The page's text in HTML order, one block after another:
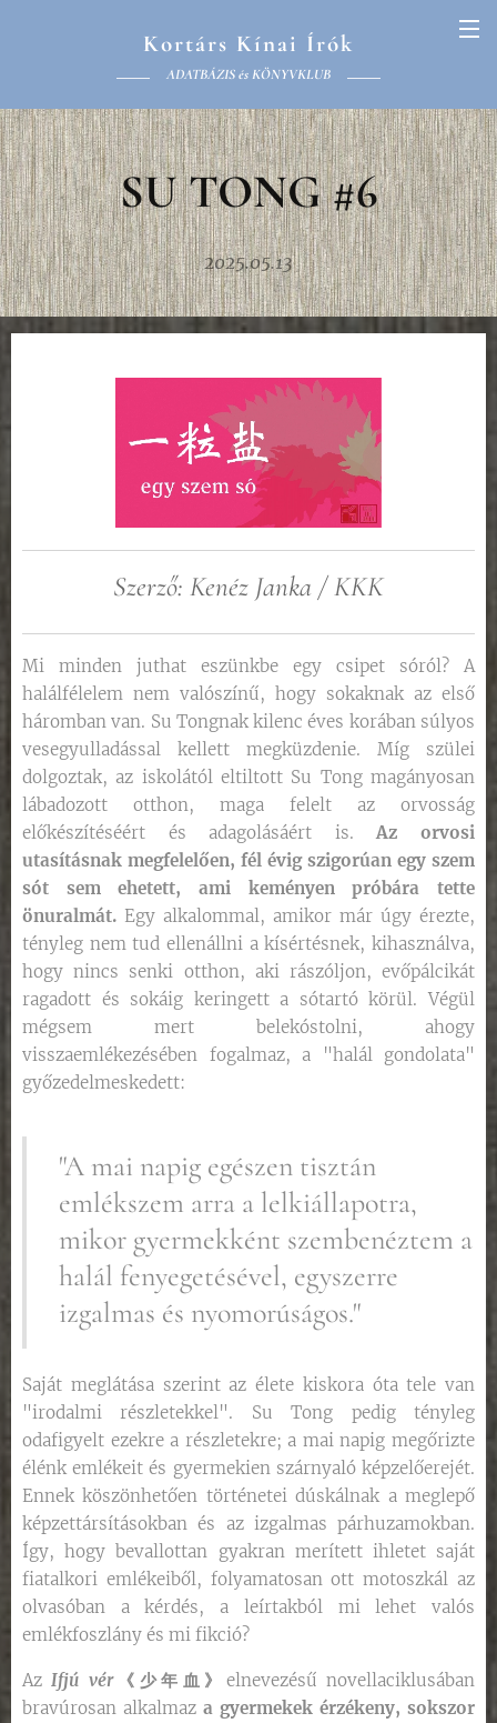
Kortárs Kínai Írók
ADATBÁZIS és KÖNYVKLUB
SU TONG #6
2025.05.13
Szerző: Kenéz Janka / KKK
Mi minden juthat eszünkbe egy csipet sóról? A
halálfélelem nem valószínű, hogy sokaknak az első
háromban van. Su Tongnak kilenc éves korában súlyos
vesegyulladással kellett megküzdenie. Míg szülei
dolgoztak, az iskolától eltiltott Su Tong magányosan
lábadozott otthon, maga felelt az orvosság
előkészítéséért és adagolásáért is. Az orvosi
utasításnak megfelelően, fél évig szigorúan egy szem
sót sem ehetett, ami keményen próbára tette
önuralmát. Egy alkalommal, amikor már úgy érezte,
tényleg nem tud ellenállni a kísértésnek, kihasználva,
hogy nincs senki otthon, aki rászóljon, evőpálcikát
ragadott és sokáig keringett a sótartó körül. Végül
mégsem mert belekóstolni, ahogy
visszaemlékezésében fogalmaz, a "halál gondolata"
győzedelmeskedett:
"A mai napig egészen tisztán
emlékszem arra a lelkiállapotra,
mikor gyermekként szembenéztem a
halál fenyegetésével, egyszerre
izgalmas és nyomorúságos."
Saját meglátása szerint az élete kiskora óta tele van
"irodalmi részletekkel". Su Tong pedig tényleg
odafigyelt ezekre a részletekre; a mai napig megőrizte
élénk emlékeit és gyermekien szárnyaló képzelőerejét.
Ennek köszönhetően történetei dúskálnak a meglepő
képzettársításokban és az izgalmas párhuzamokban.
Így, hogy bevallottan gyakran merített ihletet saját
fiatalkori emlékeiből, folyamatosan ott motoszkál az
olvasóban a kérdés, a leírtakból mi lehet valós
emlékfoszlány és mi fikció?
Az Ifjú vér《少年血》 elnevezésű novellaciklusában
bravúrosan alkalmaz a gyermekek érzékeny, sokszor